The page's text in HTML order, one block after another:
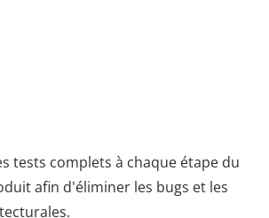
tests complets à chaque étape du
afin d'éliminer les bugs et les